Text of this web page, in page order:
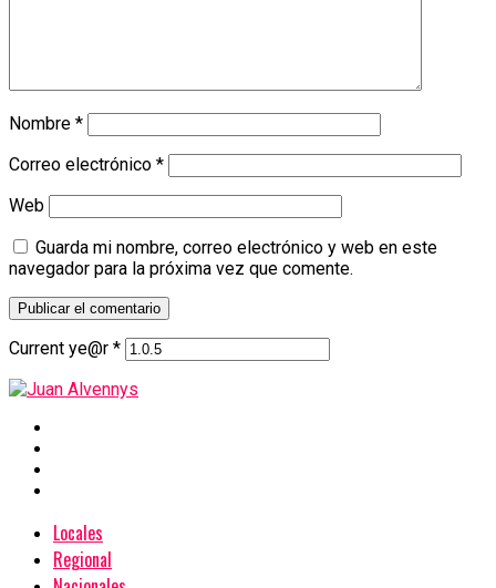
Nombre *
Correo electrónico *
Web
Guarda mi nombre, correo electrónico y web en este
navegador para la próxima vez que comente.
Current ye@r *
Locales
Regional